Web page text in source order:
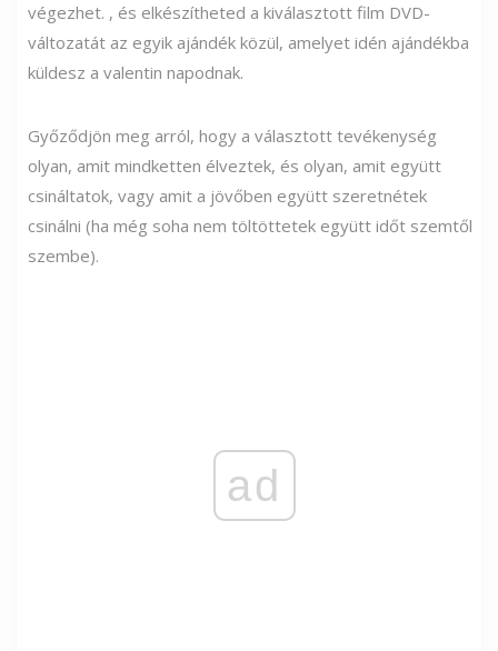
végezhet. , és elkészítheted a kiválasztott film DVD-
változatát az egyik ajándék közül, amelyet idén ajándékba
küldesz a valentin napodnak.
Győződjön meg arról, hogy a választott tevékenység
olyan, amit mindketten élveztek, és olyan, amit együtt
csináltatok, vagy amit a jövőben együtt szeretnétek
csinálni (ha még soha nem töltöttetek együtt időt szemtől
szembe).
ad